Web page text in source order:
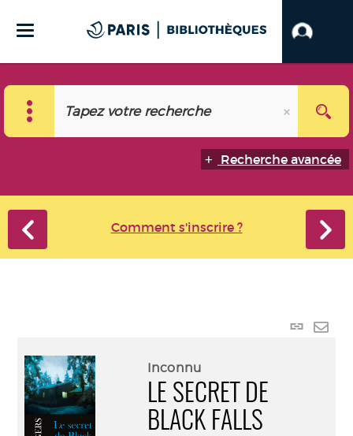
Recherche avancée
Comment s'inscrire ?
Lien
Inconnu
LE SECRET DE
BLACK FALLS